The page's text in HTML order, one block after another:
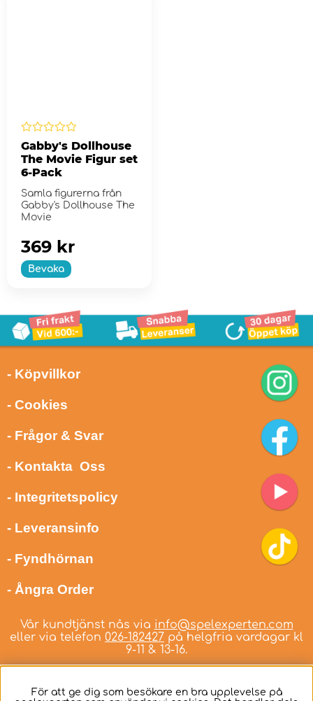
Gabby's Dollhouse
The Movie Figur set
6-Pack
Samla figurerna från
Gabby's Dollhouse The
Movie
Bevaka
369 kr
- Köpvillkor
- Cookies
- Frågor & Svar
- Kontakta Oss
- Integritetspolicy
- Leveransinfo
- Fyndhörnan
- Ångra Order
Vår kundtjänst nås via info@spelexperten.com
eller via telefon 026-182427 på helgfria vardagar kl
9-11 & 13-16.
För att ge dig som besökare en bra upplevelse på